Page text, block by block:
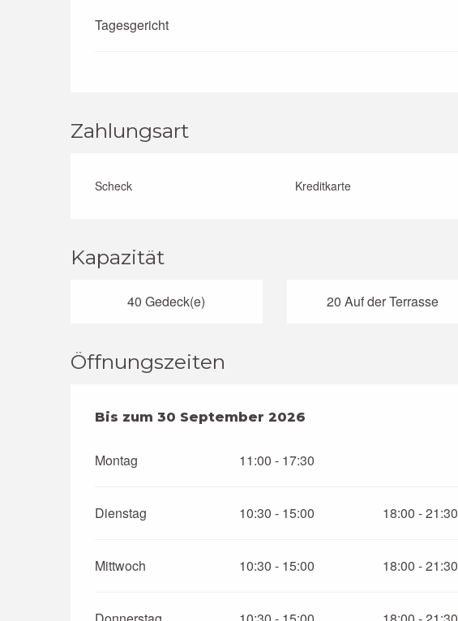
Tagesgericht
Zahlungsart
Scheck Kreditkarte
Kapazität
40 Gedeck(e) 20 Auf der Terrasse
Öffnungszeiten
vom4 Juli 2026bis zum30 September 2026
Bis zum 30 September 2026
Montag 11:00 - 17:30
Dienstag 10:30 - 15:00 18:00 - 21:30
Mittwoch 10:30 - 15:00 18:00 - 21:30